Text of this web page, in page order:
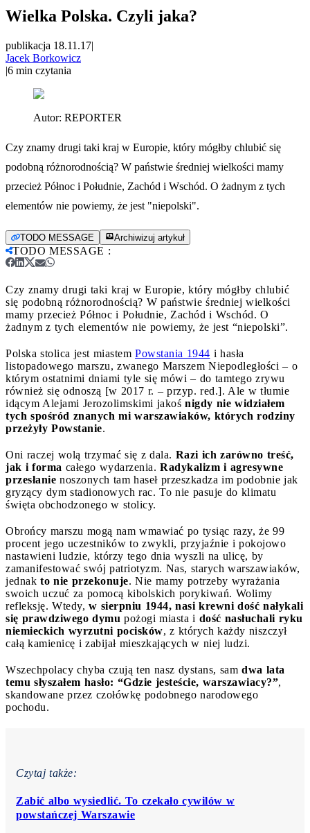
Wielka Polska. Czyli jaka?
publikacja 18.11.17|
Jacek Borkowicz
|6 min czytania
Autor: REPORTER
Czy znamy drugi taki kraj w Europie, który mógłby chlubić się
podobną różnorodnością? W państwie średniej wielkości mamy
przecież Północ i Południe, Zachód i Wschód. O żadnym z tych
elementów nie powiemy, że jest "niepolski".
TODO MESSAGE Archiwizuj artykuł
TODO MESSAGE :
Czy znamy drugi taki kraj w Europie, który mógłby chlubić
się podobną różnorodnością? W państwie średniej wielkości
mamy przecież Północ i Południe, Zachód i Wschód. O
żadnym z tych elementów nie powiemy, że jest “niepolski”.
Polska stolica jest miastem Powstania 1944 i hasła
listopadowego marszu, zwanego Marszem Niepodległości – o
którym ostatnimi dniami tyle się mówi – do tamtego zrywu
również się odnoszą [w 2017 r. – przyp. red.]. Ale w tłumie
idącym Alejami Jerozolimskimi jakoś nigdy nie widziałem
tych spośród znanych mi warszawiaków, których rodziny
przeżyły Powstanie.
Oni raczej wolą trzymać się z dala. Razi ich zarówno treść,
jak i forma całego wydarzenia. Radykalizm i agresywne
przesłanie noszonych tam haseł przeszkadza im podobnie jak
gryzący dym stadionowych rac. To nie pasuje do klimatu
święta obchodzonego w stolicy.
Obrońcy marszu mogą nam wmawiać po tysiąc razy, że 99
procent jego uczestników to zwykli, przyjaźnie i pokojowo
nastawieni ludzie, którzy tego dnia wyszli na ulicę, by
zamanifestować swój patriotyzm. Nas, starych warszawiaków,
jednak to nie przekonuje. Nie mamy potrzeby wyrażania
swoich uczuć za pomocą kibolskich porykiwań. Wolimy
refleksję. Wtedy, w sierpniu 1944, nasi krewni dość nałykali
się prawdziwego dymu pożogi miasta i dość nasłuchali ryku
niemieckich wyrzutni pocisków, z których każdy niszczył
całą kamienicę i zabijał mieszkających w niej ludzi.
Wszechpolacy chyba czują ten nasz dystans, sam dwa lata
temu słyszałem hasło: “Gdzie jesteście, warszawiacy?”,
skandowane przez czołówkę podobnego narodowego
pochodu.
Czytaj także:
Zabić albo wysiedlić. To czekało cywilów w
powstańczej Warszawie